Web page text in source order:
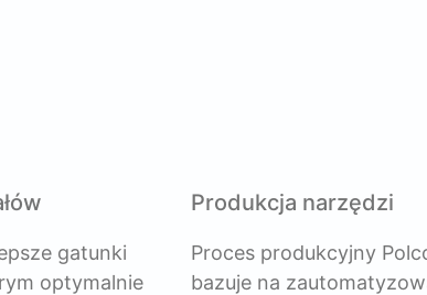
gatunki
optymalnie
Produkcja narzędzi
Proces produkcyjny
bazuje na